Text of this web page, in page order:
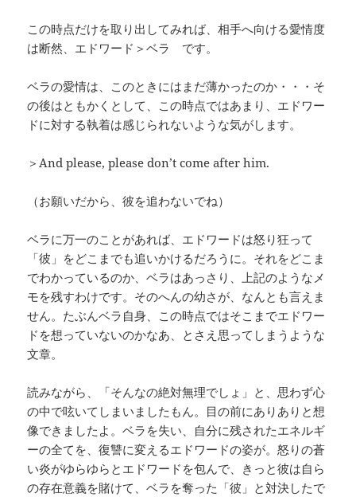
この時点だけを取り出してみれば、相手へ向ける愛情度
は断然、エドワード＞ベラ です。
ベラの愛情は、このときにはまだ薄かったのか・・・そ
の後はともかくとして、この時点ではあまり、エドワー
ドに対する執着は感じられないような気がします。
＞And please, please don’t come after him.
（お願いだから、彼を追わないでね）
ベラに万一のことがあれば、エドワードは怒り狂って
「彼」をどこまでも追いかけるだろうに。それをどこま
でわかっているのか、ベラはあっさり、上記のようなメ
モを残すわけです。そのへんの幼さが、なんとも言えま
せん。たぶんベラ自身、この時点ではそこまでエドワー
ドを想っていないのかなあ、とさえ思ってしまうような
文章。
読みながら、「そんなの絶対無理でしょ」と、思わず心
の中で呟いてしまいましたもん。目の前にありありと想
像できましたよ。ベラを失い、自分に残されたエネルギ
ーの全てを、復讐に変えるエドワードの姿が。怒りの蒼
い炎がゆらゆらとエドワードを包んで、きっと彼は自ら
の存在意義を賭けて、ベラを奪った「彼」と対決したで